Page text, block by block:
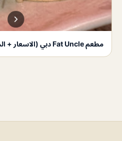
مطعم Fat Uncle دبي (الاسعار + المنيو + الموقع)